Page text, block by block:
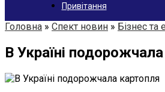
Привітання
Головна » Спект новин » Бізнес та
В Україні